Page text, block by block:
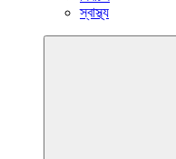
স্বাস্থ্য